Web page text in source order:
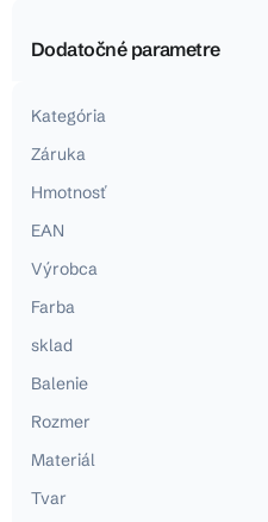
Dodatočné parametre
Kategória
Záruka
Hmotnosť
EAN
Výrobca
Farba
sklad
Balenie
Rozmer
Materiál
Tvar